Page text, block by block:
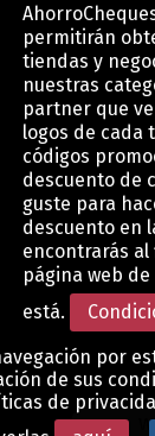
permitirán
tiendas y
nuestras
partner que
logos de cada
códigos
descuento de
guste para
descuento en
encontrarás al
página web
está.
por
de sus
de